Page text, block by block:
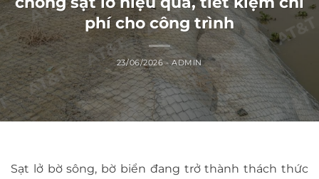
phí cho công trình
23/06/2026-ADMIN
Sạt lở bờ sông, bờ biển đang trở thành thách thức